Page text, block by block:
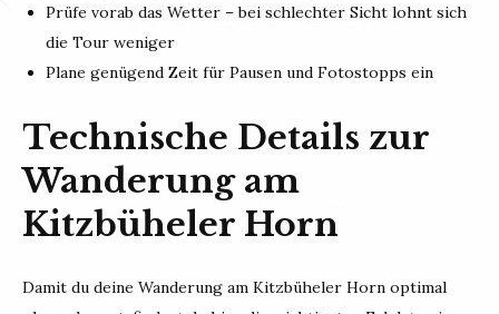
Prüfe vorab das Wetter – bei schlechter Sicht lohnt sich
die Tour weniger
Plane genügend Zeit für Pausen und Fotostopps ein
Technische Details zur
Wanderung am
Kitzbüheler Horn
Damit du deine Wanderung am Kitzbüheler Horn optimal